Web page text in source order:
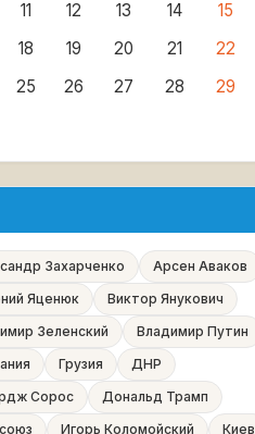
11 12 13 14 15
18 19 20 21 22
25 26 27 28 29
Захарченко
Арсен Аваков
Яценюк
Виктор Янукович
Зеленский
Владимир Путин
Грузия
ДНР
Сорос
Дональд Трамп
Игорь Коломойский
Киев